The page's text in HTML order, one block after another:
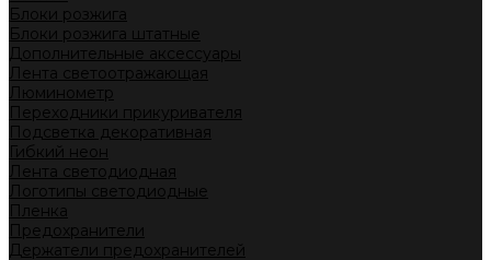
Блоки розжига
Блоки розжига штатные
Дополнительные аксессуары
Лента светоотражающая
Люминометр
Переходники прикуривателя
Подсветка декоративная
Гибкий неон
Лента светодиодная
Логотипы светодиодные
Пленка
Предохранители
Держатели предохранителей